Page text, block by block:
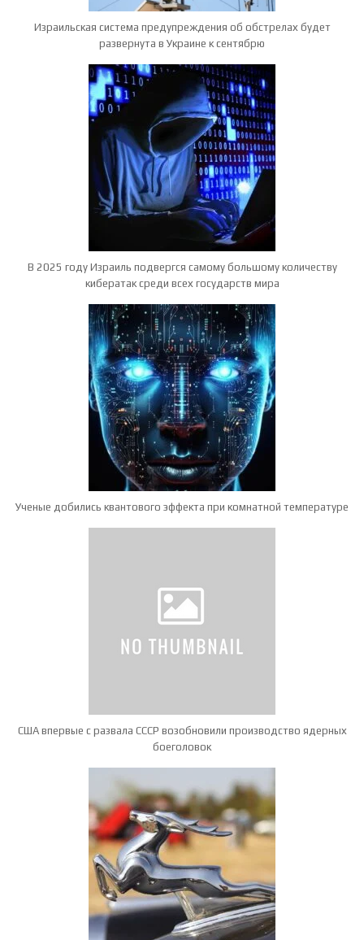
Израильская система предупреждения об обстрелах будет
развернута в Украине к сентябрю
В 2025 году Израиль подвергся самому большому количеству
кибератак среди всех государств мира
Ученые добились квантового эффекта при комнатной температуре
США впервые с развала СССР возобновили производство ядерных
боеголовок